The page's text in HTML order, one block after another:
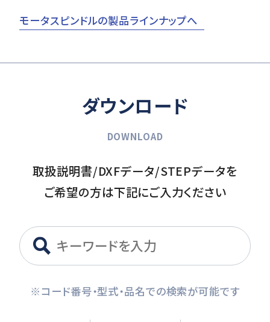
モータスピンドルの製品ラインナップへ
ダウンロード
DOWNLOAD
取扱説明書/DXFデータ/STEPデータを
ご希望の方は下記にご入力ください
※コード番号・型式・品名での検索が可能です